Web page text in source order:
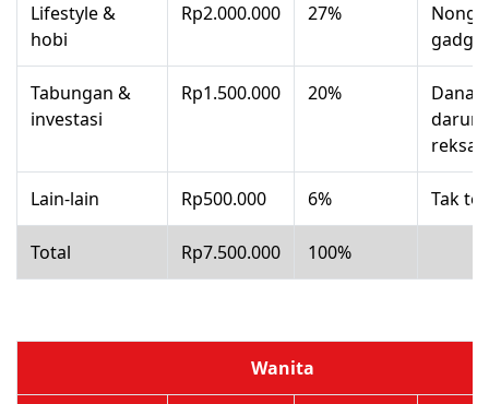
Lifestyle &
hobi
Rp2.000.000 27%
Tabungan &
investasi
Rp1.500.000 20%
Dana
reksa
Lain-lain Rp500.000 6% Tak
Total Rp7.500.000 100%
Wanita